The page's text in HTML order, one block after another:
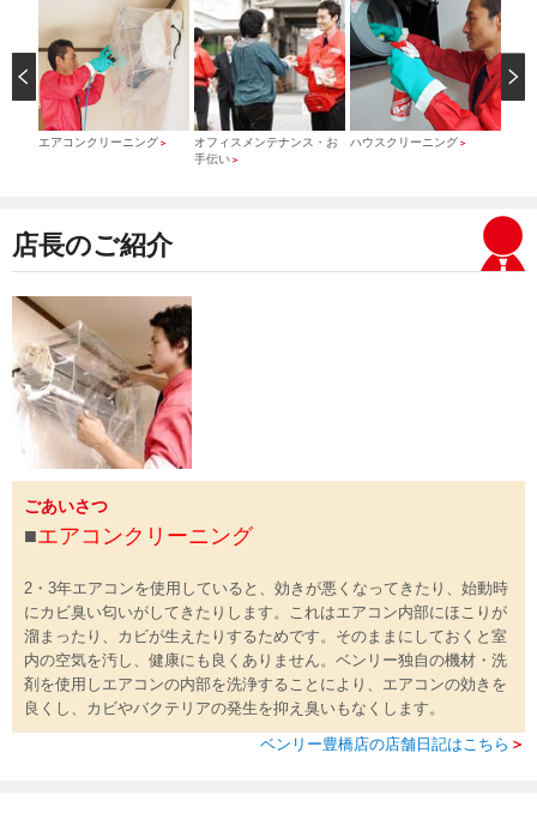
エアコンクリーニング ＞
オフィスメンテナンス・お
手伝い ＞
ハウスクリーニング ＞
店長のご紹介
ごあいさつ
■エアコンクリーニング
2・3年エアコンを使用していると、効きが悪くなってきたり、始動時
にカビ臭い匂いがしてきたりします。これはエアコン内部にほこりが
溜まったり、カビが生えたりするためです。そのままにしておくと室
内の空気を汚し、健康にも良くありません。ベンリー独自の機材・洗
剤を使用しエアコンの内部を洗浄することにより、エアコンの効きを
良くし、カビやバクテリアの発生を抑え臭いもなくします。
ベンリー豊橋店の店舗日記はこちら ＞